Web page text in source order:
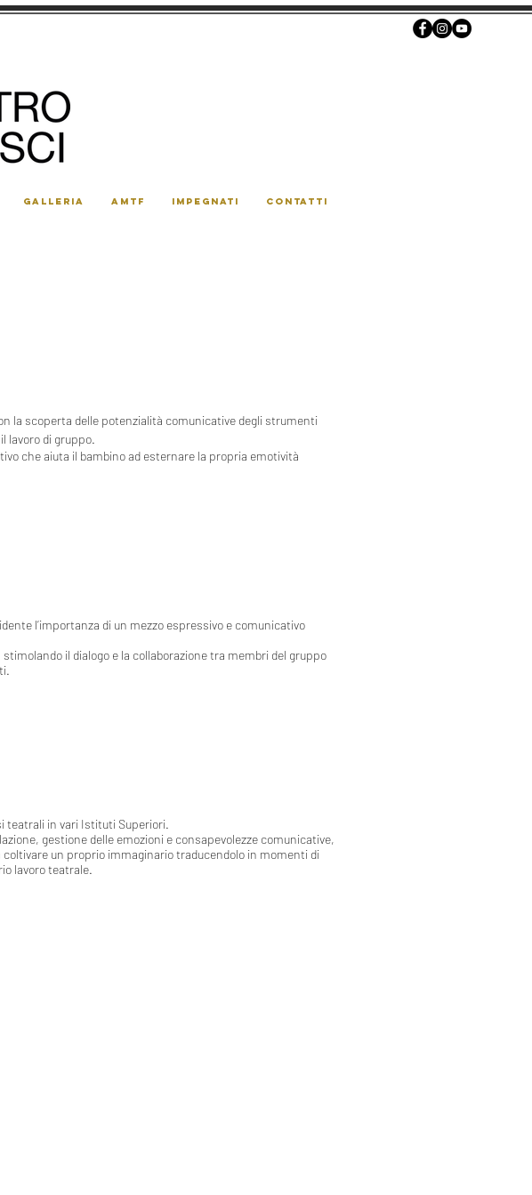
GALLERIA AMTF IMPEGNATI CONTATTI
la scoperta delle potenzialità comunicative degli strumenti
lavoro di gruppo.
che aiuta il bambino ad esternare la propria emotività
l’importanza di un mezzo espressivo e comunicativo
il dialogo e la collaborazione tra membri del gruppo
teatrali in vari Istituti Superiori.
gestione delle emozioni e consapevolezze comunicative,
un proprio immaginario traducendolo in momenti di
lavoro teatrale.